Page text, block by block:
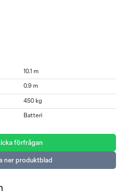
10.1 m
0.9 m
450 kg
Batteri
förfrågan
ner produktblad